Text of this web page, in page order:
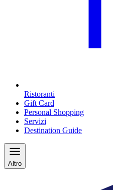
Ristoranti
Gift Card
Personal Shopping
Servizi
Destination Guide
Altro